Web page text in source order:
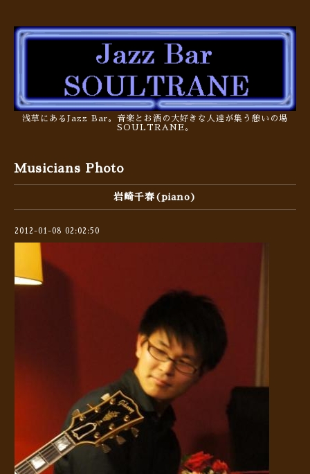
浅草にあるJazz Bar。音楽とお酒の大好きな人達が集う憩いの場
SOULTRANE。
Musicians Photo
岩崎千春(piano)
2012-01-08 02:02:50